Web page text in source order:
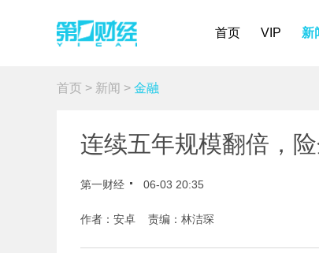
首页 VIP 新
首页 > 新闻 > 金融
连续五年规模翻倍，
第一财经 06-03 20:35
作者：安卓 责编：林洁琛